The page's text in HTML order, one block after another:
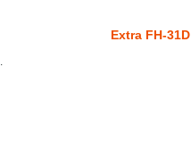
Extra FH-31D